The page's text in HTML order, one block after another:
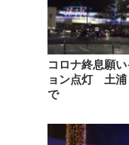
コロナ終息願
ョン点灯 土
で